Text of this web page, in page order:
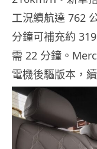
工況續航達 762
分鐘可補充約
需 22 分鐘。
電機後驅版本，